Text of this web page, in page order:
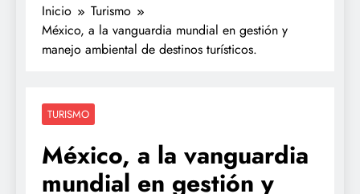
Inicio
Turismo
México, a la vanguardia mundial en gestión y
manejo ambiental de destinos turísticos.
TURISMO
México, a la vanguardia
mundial en gestión y